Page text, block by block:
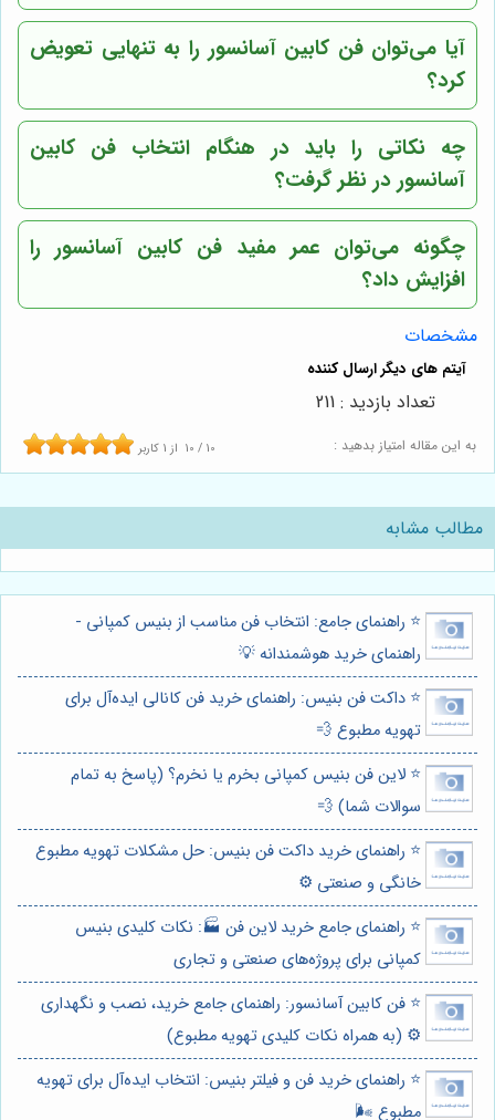
آیا می‌توان فن کابین آسانسور را به تنهایی تعویض
کرد؟
چه نکاتی را باید در هنگام انتخاب فن کابین
آسانسور در نظر گرفت؟
چگونه می‌توان عمر مفید فن کابین آسانسور را
افزایش داد؟
مشخصات
به این مقاله امتیاز بدهید : 10 / 10 از 1 کاربر
تعداد بازدید : 211
مطالب مشابه
⭐️ راهنمای جامع: انتخاب فن مناسب از بنیس کمپانی -
راهنمای خرید هوشمندانه 💡
⭐️ داکت فن بنیس: راهنمای خرید فن کانالی ایده‌آل برای
تهویه مطبوع 💨
⭐️ لاین فن بنیس کمپانی بخرم یا نخرم؟ (پاسخ به تمام
سوالات شما) 💨
⭐️ راهنمای خرید داکت فن بنیس: حل مشکلات تهویه مطبوع
خانگی و صنعتی ⚙️
⭐️ راهنمای جامع خرید لاین فن 🏭: نکات کلیدی بنیس
کمپانی برای پروژه‌های صنعتی و تجاری
⭐️ فن کابین آسانسور: راهنمای جامع خرید، نصب و نگهداری
⚙️ (به همراه نکات کلیدی تهویه مطبوع)
⭐️ راهنمای خرید فن و فیلتر بنیس: انتخاب ایده‌آل برای تهویه
مطبوع 🌬️